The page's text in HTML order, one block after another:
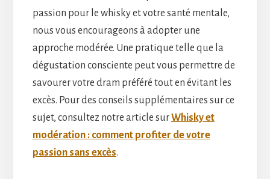
passion pour le whisky et votre santé mentale,
nous vous encourageons à adopter une
approche modérée. Une pratique telle que la
dégustation consciente peut vous permettre de
savourer votre dram préféré tout en évitant les
excès. Pour des conseils supplémentaires sur ce
sujet, consultez notre article surWhisky et
modération : comment profiter de votre
passion sans excès.